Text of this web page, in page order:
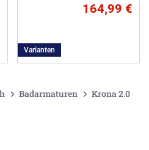
164,99 €
Varianten
Badarmaturen
Krona 2.0